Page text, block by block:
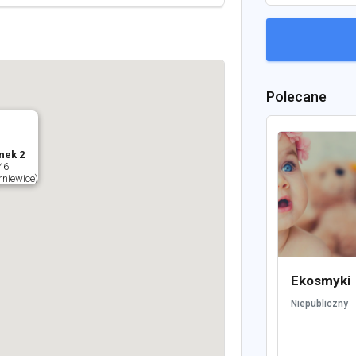
2
Polecane
Ekosmyki
Niepubliczny